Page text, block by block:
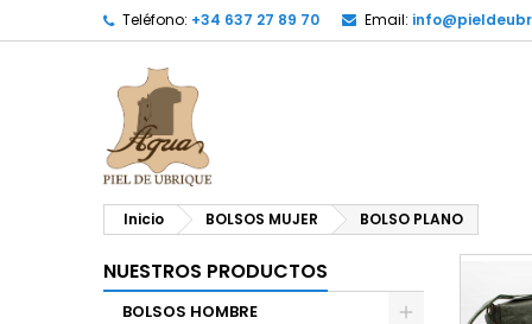
Teléfono: +34 637 27 89 70 Email:
Inicio BOLSOS MUJER BOLSO PLANO
NUESTROS PRODUCTOS
BOLSOS HOMBRE